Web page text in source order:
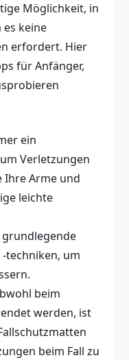
Möglichkeit, in
es keine
erfordert. Hier
für Anfänger,
ein
Verletzungen
Ihre Arme und
leichte
grundlegende
techniken, um
beim
werden, ist
beim Fall zu